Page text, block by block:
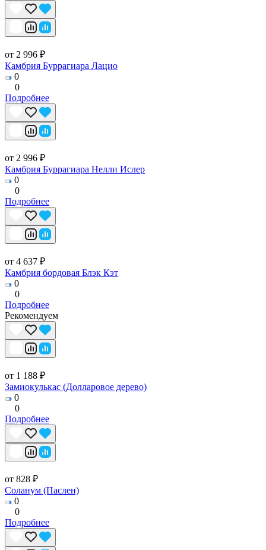
от 2 996 ₽
Камбрия Буррагиара Лацио
0
0
Подробнее
от 2 996 ₽
Камбрия Буррагиара Нелли Ислер
0
0
Подробнее
от 4 637 ₽
Камбрия бордовая Блэк Кэт
0
0
Подробнее
Рекомендуем
от 1 188 ₽
Замиокулькас (Долларовое дерево)
0
0
Подробнее
от 828 ₽
Соланум (Паслен)
0
0
Подробнее